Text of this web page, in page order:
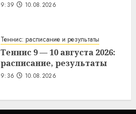
9:39 10.08.2026
Теннис: расписание и результаты
Теннис 9 — 10 августа 2026:
расписание, результаты
9:36 10.08.2026